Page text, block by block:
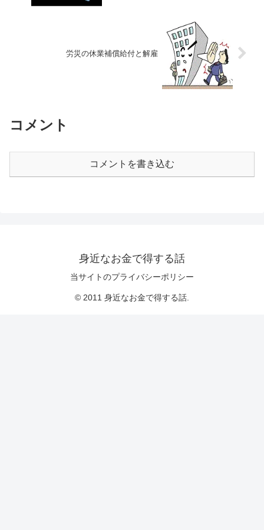
労災の休業補償給付と解雇
コメント
コメントを書き込む
身近なお金で得する話
当サイトのプライバシーポリシー
© 2011 身近なお金で得する話.